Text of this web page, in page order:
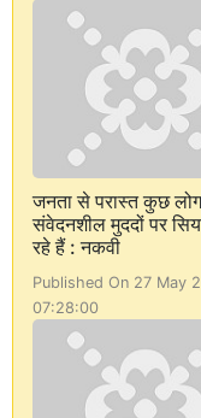
जनता से परास्त कुछ लोग
संवेदनशील मुददों पर
रहे हैं : नकवी
Published On 27 May
07:28:00